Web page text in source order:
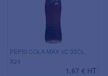
PEPSI COLA MAX VC 33CL
X24
1,67 € HT